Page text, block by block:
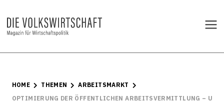
HOME THEMEN
ARBEITSMARKT
OPTIMIERUNG DER ÖFFENTLICHEN ARBEITSVERMITTLUNG –